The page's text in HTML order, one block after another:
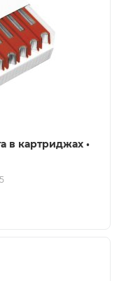
в картриджах •